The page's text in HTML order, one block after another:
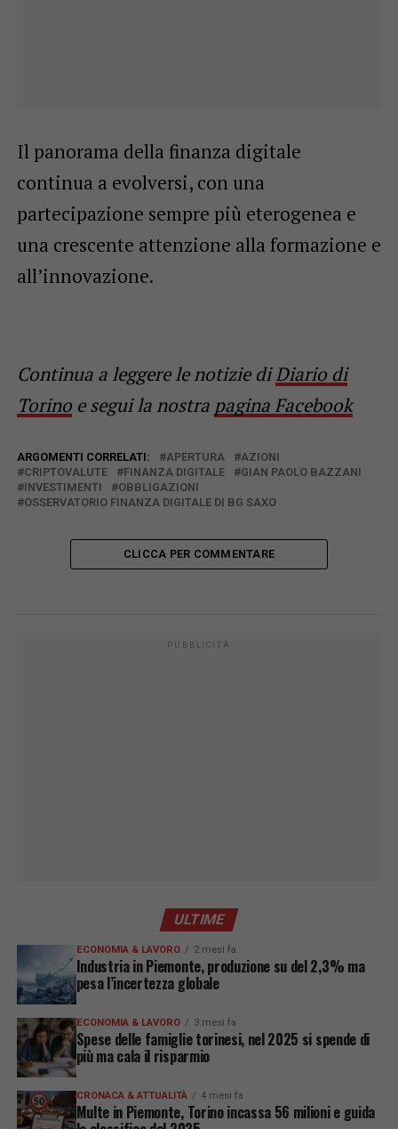
Il panorama della finanza digitale
continua a evolversi, con una
partecipazione sempre più eterogenea e
una crescente attenzione alla formazione e
all’innovazione.
Continua a leggere le notizie diDiario di
Torinoe segui la nostra pagina Facebook
ARGOMENTI CORRELATI: APERTURA
AZIONI
CRIPTOVALUTE
FINANZA DIGITALE
GIAN PAOLO BAZZANI
INVESTIMENTI
OBBLIGAZIONI
OSSERVATORIO FINANZA DIGITALE DI BG SAXO
CLICCA PER COMMENTARE
PUBBLICITÀ
ULTIME
ECONOMIA & LAVORO 2 mesi fa
Industria in Piemonte, produzione su del 2,3% ma
pesa l’incertezza globale
ECONOMIA & LAVORO 3 mesi fa
Spese delle famiglie torinesi, nel 2025 si spende di
più ma cala il risparmio
CRONACA & ATTUALITÀ 4 mesi fa
Multe in Piemonte, Torino incassa 56 milioni e guida